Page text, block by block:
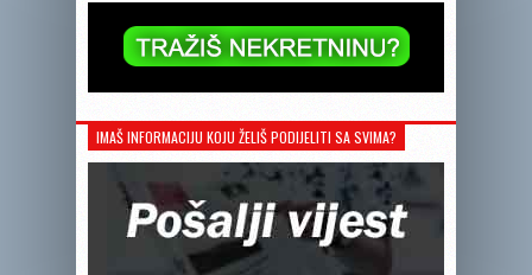
IMAŠ INFORMACIJU KOJU ŽELIŠ PODIJELITI SA SVIMA?